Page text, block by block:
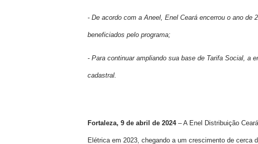
- De acordo com a Aneel, Enel Ceará encerrou o ano de
beneficiados pelo programa;
- Para continuar ampliando sua base de Tarifa Social, a
cadastral.
Fortaleza, 9 de abril de 2024– A Enel Distribuição
Elétrica em 2023, chegando a um crescimento de cerca